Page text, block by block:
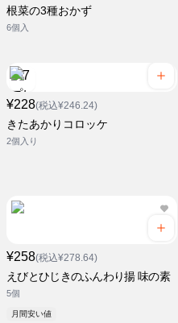
根菜の3種おかず
6個入
¥228(税込¥246.24)
きたあかりコロッケ
2個入り
¥258(税込¥278.64)
えびとひじきのふんわり揚 味の素
5個
月間安い値